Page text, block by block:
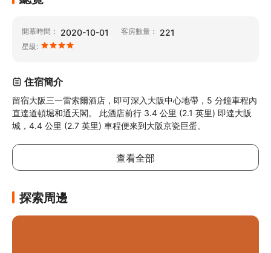
開幕時間： 2020-10-01 客房數量： 221
星級:
住宿簡介
留宿大阪三一雷索爾酒店，即可深入大阪中心地帶，5 分鐘車程內
直達道頓堀和通天閣。 此酒店前行 3.4 公里 (2.1 英里) 即達大阪
城，4.4 公里 (2.7 英里) 車程便來到大阪京瓷巨蛋。
查看全部
探索周邊